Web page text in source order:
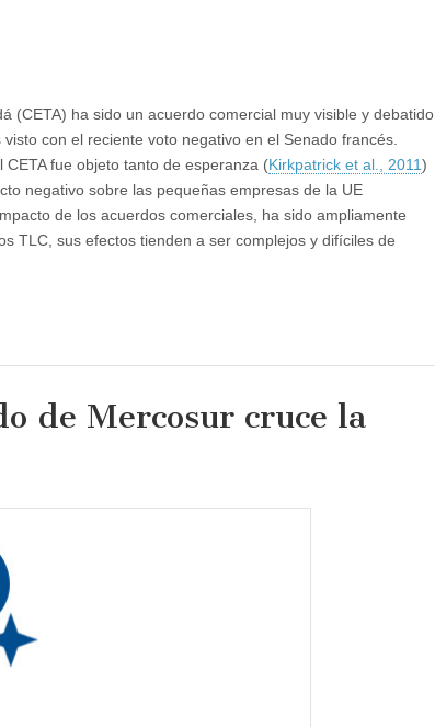
(CETA) ha sido un acuerdo comercial muy visible y debatido
con el reciente voto negativo en el Senado francés.
fue objeto tanto de esperanza (Kirkpatrick et al., 2011)
negativo sobre las pequeñas empresas de la UE
de los acuerdos comerciales, ha sido ampliamente
TLC, sus efectos tienden a ser complejos y difíciles de
de Mercosur cruce la